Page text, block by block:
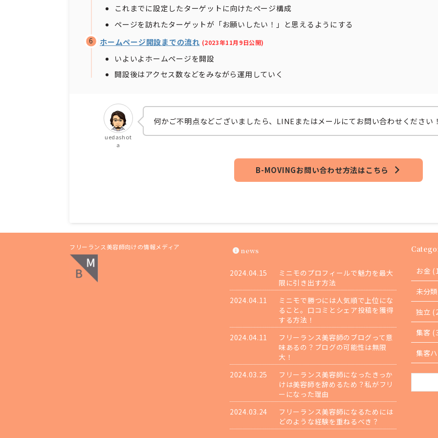
これまでに設定したターゲットに向けたページ構成
ページを訪れたターゲットが「お願いしたい！」と思えるようにする
ホームページ開設までの流れ (2023年11月9日公開)
いよいよホームページを開設
開設後はアクセス数などをみながら運用していく
uedashot
a
何かご不明点などございましたら、LINEまたはメールにてお問い合わせください
B-MOVINGお問い合わせ方法はこちら
news
2024.04.15
ミニモのプロフィールで魅力を最大
限に引き出す方法
2024.04.11
ミニモで勝つには人気順で上位にな
ること。口コミとシェア投稿を獲得
する方法！
2024.04.11
フリーランス美容師のブログって意
味あるの？ブログの可能性は無限
大！
2024.03.25
フリーランス美容師になったきっか
けは美容師を辞めるため？私がフリ
ーになった理由
2024.03.24
フリーランス美容師になるためには
どのような経験を重ねるべき？
お金
未分
独立
集客
集客
フリーランス美容師向けの情報メディア